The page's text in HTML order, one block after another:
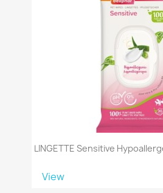
LINGETTE Sensitive
View